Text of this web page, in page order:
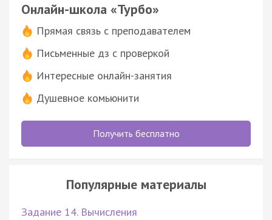
Онлайн-школа «Турбо»
Прямая связь с преподавателем
Письменные дз с проверкой
Интересные онлайн-занятия
Душевное комьюнити
Получить бесплатно
Популярные материалы
Задание 14. Вычисления